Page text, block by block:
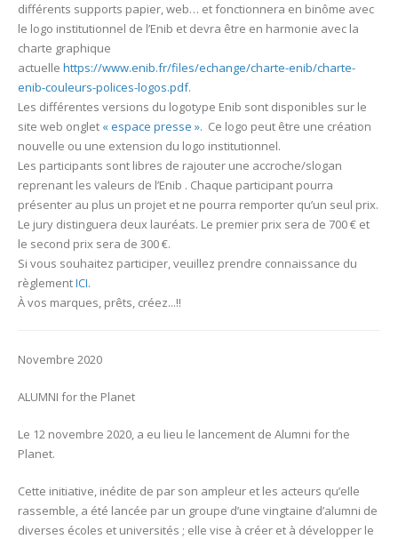
différents supports papier, web… et fonctionnera en binôme avec
le logo institutionnel de l’Enib et devra être en harmonie avec la
charte graphique
actuelle https://www.enib.fr/files/echange/charte-enib/charte-
enib-couleurs-polices-logos.pdf.
Les différentes versions du logotype Enib sont disponibles sur le
site web onglet « espace presse ». Ce logo peut être une création
nouvelle ou une extension du logo institutionnel.
Les participants sont libres de rajouter une accroche/slogan
reprenant les valeurs de l’Enib . Chaque participant pourra
présenter au plus un projet et ne pourra remporter qu’un seul prix.
Le jury distinguera deux lauréats. Le premier prix sera de 700 € et
le second prix sera de 300 €.
Si vous souhaitez participer, veuillez prendre connaissance du
règlementICI.
À vos marques, prêts, créez...!!
Novembre 2020
ALUMNI for the Planet
Le 12 novembre 2020, a eu lieu le lancement de Alumni for the
Planet.
Cette initiative, inédite de par son ampleur et les acteurs qu’elle
rassemble, a été lancée par un groupe d’une vingtaine d’alumni de
diverses écoles et universités ; elle vise à créer et à développer le